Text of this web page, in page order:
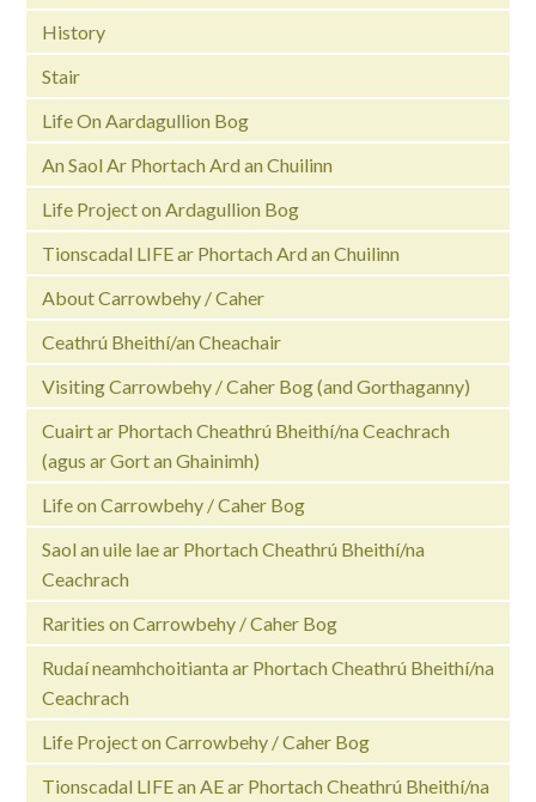
History
Stair
Life On Aardagullion Bog
An Saol Ar Phortach Ard an Chuilinn
Life Project on Ardagullion Bog
Tionscadal LIFE ar Phortach Ard an Chuilinn
About Carrowbehy / Caher
Ceathrú Bheithí/an Cheachair
Visiting Carrowbehy / Caher Bog (and Gorthaganny)
Cuairt ar Phortach Cheathrú Bheithí/na Ceachrach
(agus ar Gort an Ghainimh)
Life on Carrowbehy / Caher Bog
Saol an uile lae ar Phortach Cheathrú Bheithí/na
Ceachrach
Rarities on Carrowbehy / Caher Bog
Rudaí neamhchoitianta ar Phortach Cheathrú Bheithí/na
Ceachrach
Life Project on Carrowbehy / Caher Bog
Tionscadal LIFE an AE ar Phortach Cheathrú Bheithí/na